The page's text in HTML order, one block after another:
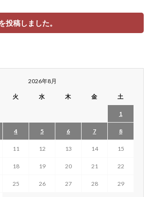
投稿しました。
2026年8月
火 水 木 金 土
1
4 5 6 7 8
11 12 13 14 15
18 19 20 21 22
25 26 27 28 29